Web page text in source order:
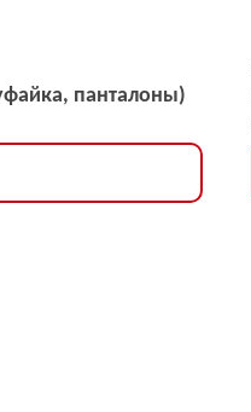
панталоны)